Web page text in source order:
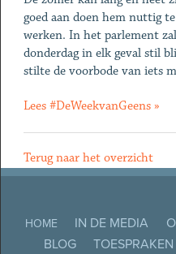
goed aan doen hem nuttig
werken. In het parlement
donderdag in elk geval stil
stilte de voorbode van iets
Lees #DeWeekvanGeens »
Terug naar het overzicht
HOME IN DE MEDIA
BLOG
TOESPRAKEN